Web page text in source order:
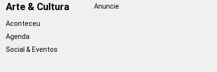
Arte & Cultura
Aconteceu
Agenda
Social & Eventos
Anuncie